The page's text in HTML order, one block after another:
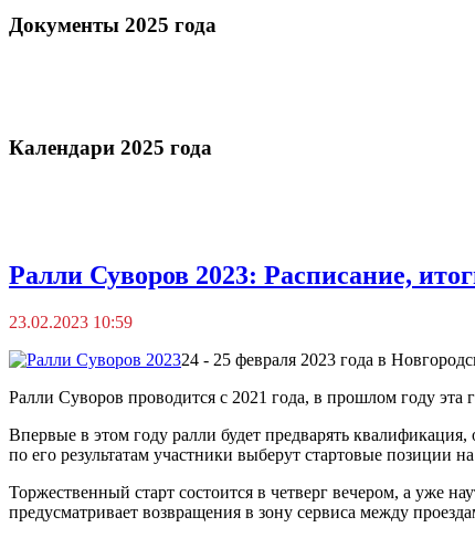
Документы 2025 года
Календари 2025 года
Ралли Суворов 2023: Расписание,
23.02.2023 10:59
24 - 25 февраля 2023 года в
Ралли Суворов проводится с 2021 года, в прошлом году эта
Впервые в этом году ралли будет предварять
по его результатам участники выберут стартовые позиции
Торжественный старт состоится в четверг вечером, а уже
предусматривает возвращения в зону сервиса между